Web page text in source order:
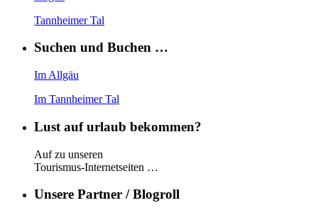
Tannheimer Tal
Suchen und Buchen …
Im Allgäu
Im Tannheimer Tal
Lust auf urlaub bekommen?
Auf zu unseren
Tourismus-Internetseiten …
Unsere Partner / Blogroll